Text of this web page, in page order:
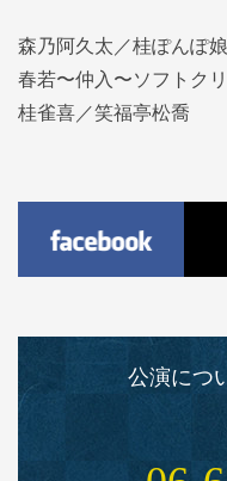
森乃阿久太／桂ぽんぽ
春若〜仲入〜ソフトク
桂雀喜／笑福亭松喬
公演につ